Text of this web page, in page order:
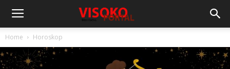
Home Horoskop